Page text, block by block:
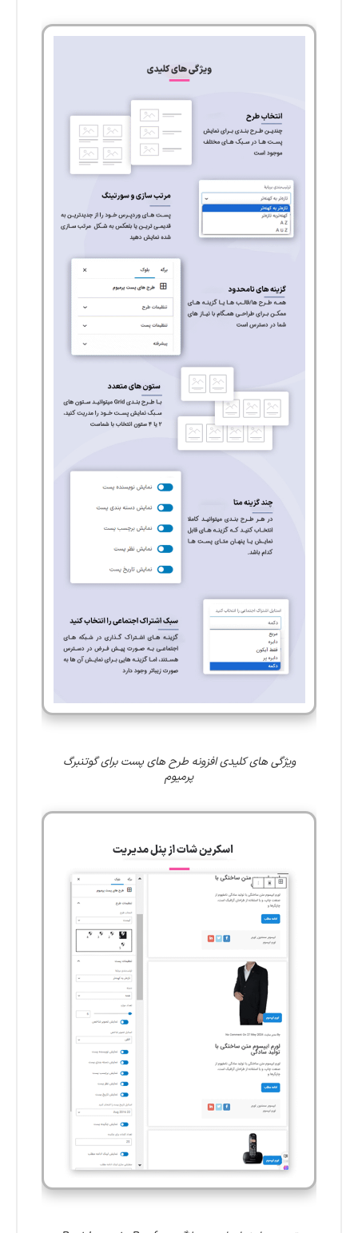
ویژگی های کلیدی افزونه طرح های پست برای گوتنبرگ
پرمیوم